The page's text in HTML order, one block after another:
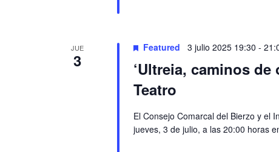
JUE
3
Featured 3 julio 2025 19:30 -
‘Ultreia, caminos
Teatro
El Consejo Comarcal del Bierzo y el
jueves, 3 de julio, a las 20:00 horas